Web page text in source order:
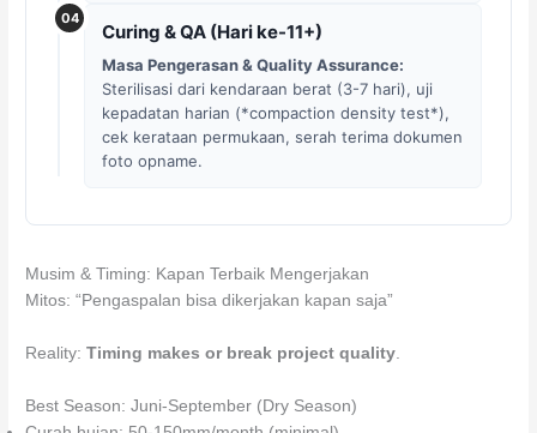
04
Curing & QA (Hari ke-11+)
Masa Pengerasan & Quality Assurance:
Sterilisasi dari kendaraan berat (3-7 hari), uji
kepadatan harian (*compaction density test*),
cek kerataan permukaan, serah terima dokumen
foto opname.
Musim & Timing: Kapan Terbaik Mengerjakan
Mitos: “Pengaspalan bisa dikerjakan kapan saja”
Reality:Timing makes or break project quality
Best Season: Juni-September (Dry Season)